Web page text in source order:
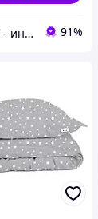
Podushki - интернет-магазин Подушки 91%